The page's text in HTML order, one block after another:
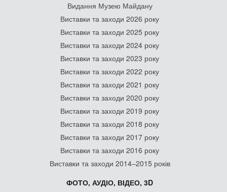
Видання Музею Майдану
Виставки та заходи 2026 року
Виставки та заходи 2025 року
Виставки та заходи 2024 року
Виставки та заходи 2023 року
Виставки та заходи 2022 року
Виставки та заходи 2021 року
Виставки та заходи 2020 року
Виставки та заходи 2019 року
Виставки та заходи 2018 року
Виставки та заходи 2017 року
Виставки та заходи 2016 року
Виставки та заходи 2014–2015 років
ФОТО, АУДІО, ВІДЕО, 3D